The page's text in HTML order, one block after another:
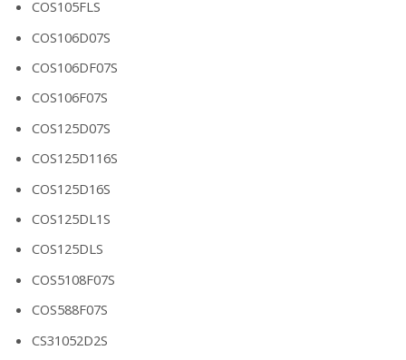
COS105FLS
COS106D07S
COS106DF07S
COS106F07S
COS125D07S
COS125D116S
COS125D16S
COS125DL1S
COS125DLS
COS5108F07S
COS588F07S
CS31052D2S